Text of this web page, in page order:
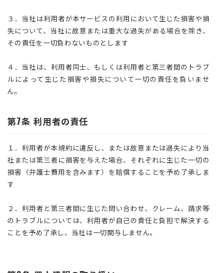
３．当社は利用者が本サービスの利用において生じた損害や損
失について、当社に故意または重大な過失がある場合を除き、
その責任を一切負わないものとします
４．当社は、利用者同士、もしくは利用者と第三者間のトラブ
ルによって生じた損害や損失について一切の責任を負いませ
ん。
第7条 利用者の責任
１．利用者が本規約に違反し、または故意または過失により当
社または第三者に損害を与えた場合、それぞれに生じた一切の
損害（弁護士費用を含みます）を賠償することを予め了承しま
す
２．利用者と第三者間に生じた問い合わせ、クレーム、請求等
のトラブルについては、利用者が自己の責任と負担で解決する
ことを予め了承し、当社は一切関与しません。